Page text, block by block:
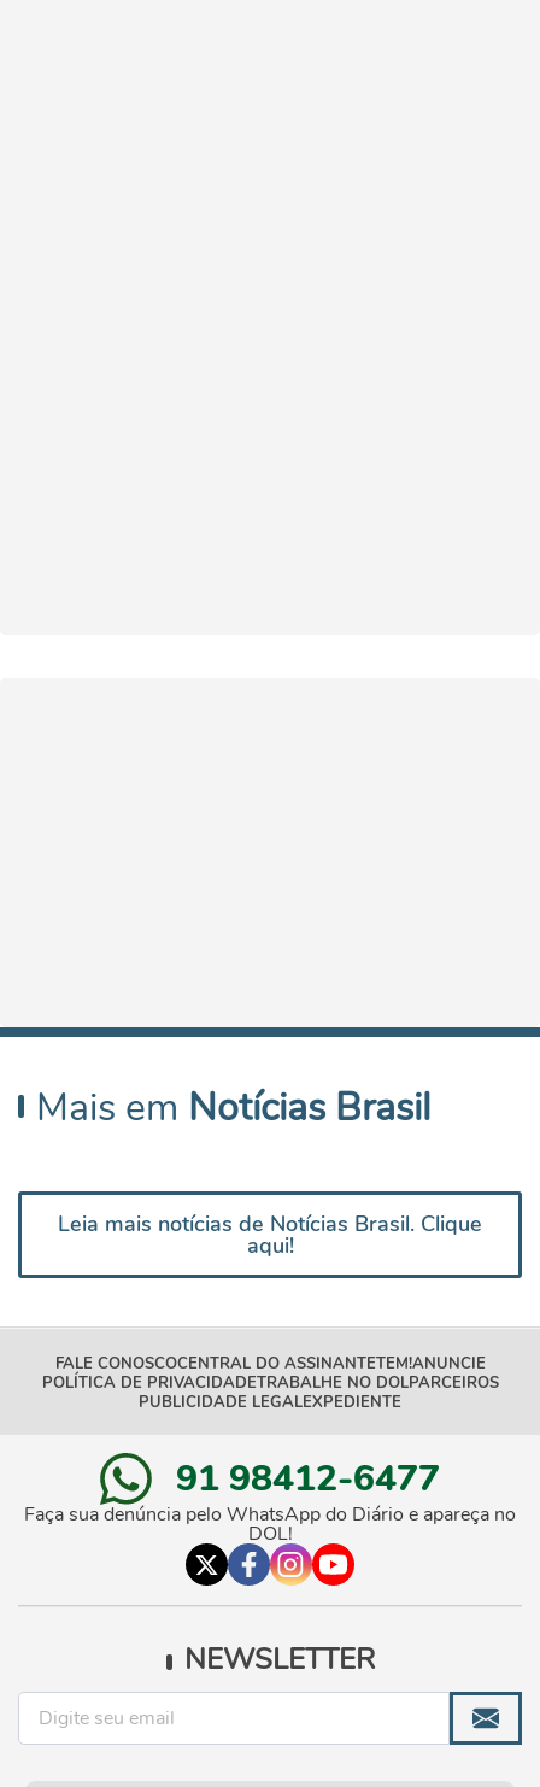
Mais em Notícias Brasil
Leia mais notícias de Notícias Brasil. Clique
aqui!
FALE CONOSCOCENTRAL DO ASSINANTETEM!ANUNCIE
POLÍTICA DE PRIVACIDADETRABALHE NO DOLPARCEIROS
PUBLICIDADE LEGALEXPEDIENTE
91 98412-6477
Faça sua denúncia pelo WhatsApp do Diário e apareça no
DOL!
NEWSLETTER